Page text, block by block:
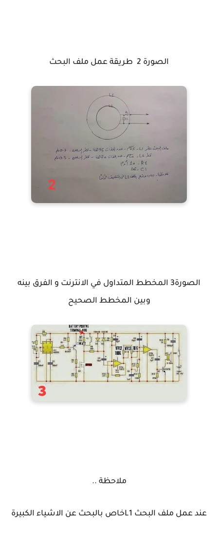
الصورة 2 طريقة عمل ملف البحث
الصورة3 المخطط المتداول في الانترنت و الفرق بينه
وبين المخطط الصحيح
ملاحظة ..
عند عمل ملف البحث L1خاص بالبحث عن الاشياء الكبيرة